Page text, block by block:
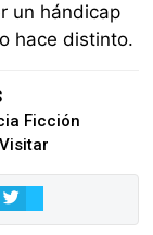
un hándicap
hace distinto.
Ficción
Visitar